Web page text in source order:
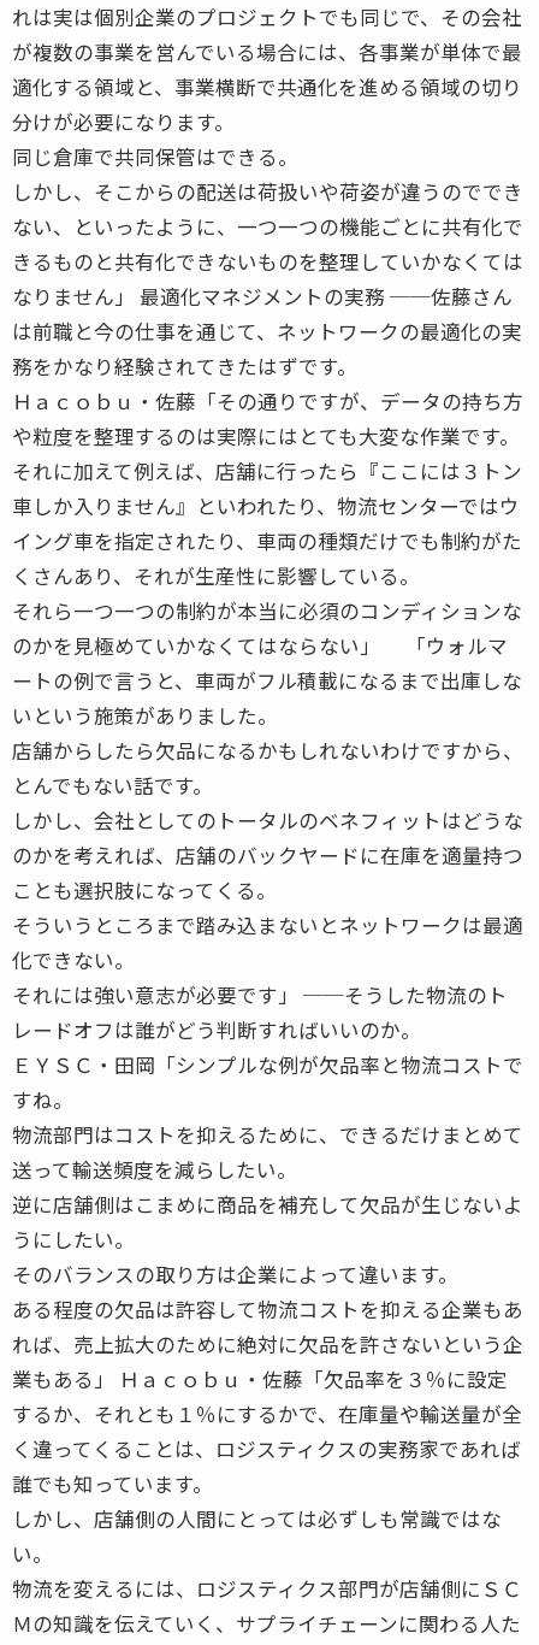
れは実は個別企業のプロジェクトでも同じで、その会社
が複数の事業を営んでいる場合には、各事業が単体で最
適化する領域と、事業横断で共通化を進める領域の切り
分けが必要になります。
同じ倉庫で共同保管はできる。
しかし、そこからの配送は荷扱いや荷姿が違うのででき
ない、といったように、一つ一つの機能ごとに共有化で
きるものと共有化できないものを整理していかなくては
なりません」 最適化マネジメントの実務 ──佐藤さん
は前職と今の仕事を通じて、ネットワークの最適化の実
務をかなり経験されてきたはずです。
Ｈａｃｏｂｕ・佐藤「その通りですが、データの持ち方
や粒度を整理するのは実際にはとても大変な作業です。
それに加えて例えば、店舗に行ったら『ここには３トン
車しか入りません』といわれたり、物流センターではウ
イング車を指定されたり、車両の種類だけでも制約がた
くさんあり、それが生産性に影響している。
それら一つ一つの制約が本当に必須のコンディションな
のかを見極めていかなくてはならない」 「ウォルマ
ートの例で言うと、車両がフル積載になるまで出庫しな
いという施策がありました。
店舗からしたら欠品になるかもしれないわけですから、
とんでもない話です。
しかし、会社としてのトータルのベネフィットはどうな
のかを考えれば、店舗のバックヤードに在庫を適量持つ
ことも選択肢になってくる。
そういうところまで踏み込まないとネットワークは最適
化できない。
それには強い意志が必要です」 ──そうした物流のト
レードオフは誰がどう判断すればいいのか。
ＥＹＳＣ・田岡「シンプルな例が欠品率と物流コストで
すね。
物流部門はコストを抑えるために、できるだけまとめて
送って輸送頻度を減らしたい。
逆に店舗側はこまめに商品を補充して欠品が生じないよ
うにしたい。
そのバランスの取り方は企業によって違います。
ある程度の欠品は許容して物流コストを抑える企業もあ
れば、売上拡大のために絶対に欠品を許さないという企
業もある」 Ｈａｃｏｂｕ・佐藤「欠品率を３％に設定
するか、それとも１％にするかで、在庫量や輸送量が全
く違ってくることは、ロジスティクスの実務家であれば
誰でも知っています。
しかし、店舗側の人間にとっては必ずしも常識ではな
い。
物流を変えるには、ロジスティクス部門が店舗側にＳＣ
Ｍの知識を伝えていく、サプライチェーンに関わる人た